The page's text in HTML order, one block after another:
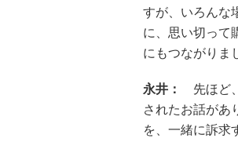
すが、いろんな
に、思い切って
にもつながりま
永井：
先ほど
されたお話が
を、一緒に訴求